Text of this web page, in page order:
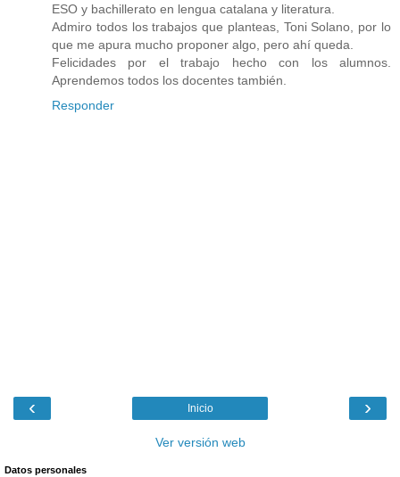
ESO y bachillerato en lengua catalana y literatura.
Admiro todos los trabajos que planteas, Toni Solano, por lo
que me apura mucho proponer algo, pero ahí queda.
Felicidades por el trabajo hecho con los alumnos.
Aprendemos todos los docentes también.
Responder
‹ ›
Inicio
Ver versión web
Datos personales